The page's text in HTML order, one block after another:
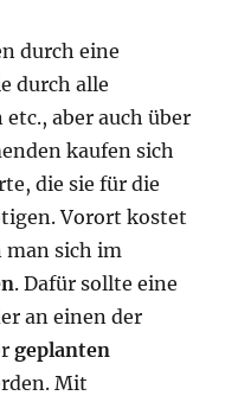
durch eine
durch alle
aber auch über
kaufen sich
die sie für die
Vorort kostet
man sich im
. Dafür sollte eine
an einen der
geplanten
Mit